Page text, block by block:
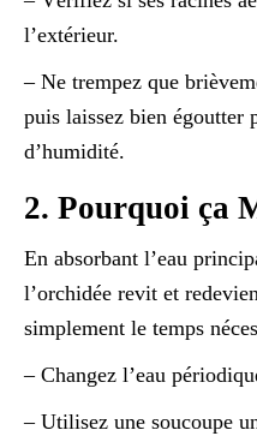
l’extérieur.
– Ne trempez que
puis laissez bien égoutter
d’humidité.
2. Pourquoi ça
En absorbant l’eau
l’orchidée revit et
simplement le temps
– Changez l’eau
– Utilisez une soucoupe